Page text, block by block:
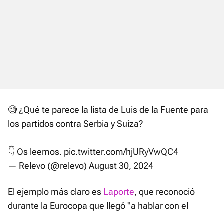
🧐 ¿Qué te parece la lista de Luis de la Fuente para
los partidos contra Serbia y Suiza?
👇 Os leemos. pic.twitter.com/hjURyVwQC4
— Relevo (@relevo) August 30, 2024
El ejemplo más claro es Laporte, que reconoció
durante la Eurocopa que llegó "a hablar con el